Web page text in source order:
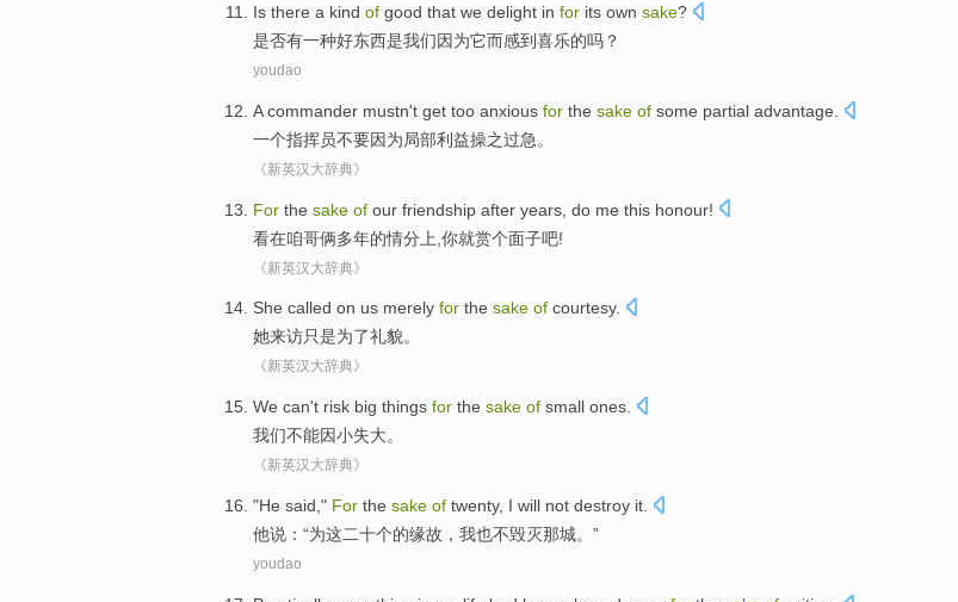
Is there a kind of good that we delight in for its own sake?
是否有一种好东西是我们因为它而感到喜乐的吗？
youdao
A commander mustn't get too anxious for the sake of some partial advantage
一个指挥员不要因为局部利益操之过急。
《新英汉大辞典》
For the sake of our friendship after years do me this honour!
看在咱哥俩多年的情分 上, 你就赏个面子吧!
《新英汉大辞典》
She called on us merely for the sake of courtesy.
她来访只是为了礼貌。
《新英汉大辞典》
We can't risk big things for the sake of small ones.
我们不能因小失大。
《新英汉大辞典》
"He said ," For the sake of twenty, I will not destroy it.
他说 ：“为这二十个的缘故 ， 我也不毁灭那城。”
youdao